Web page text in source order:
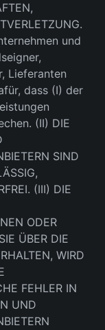
und
Lieferanten
dass (I) der
(II) DIE
SIND
(III) DIE
ODER
ÜBER DIE
WIRD
FEHLER IN
UND